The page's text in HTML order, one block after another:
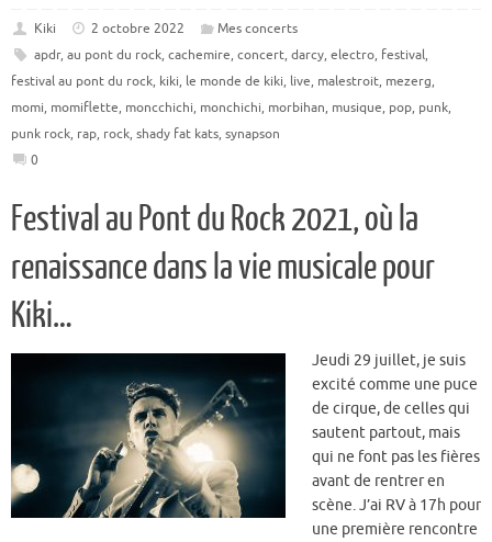
Kiki 2 octobre 2022
Mes concerts
apdr, au pont du rock, cachemire, concert, darcy, electro, festival,
festival au pont du rock, kiki, le monde de kiki, live, malestroit, mezerg,
momi, momiflette, moncchichi, monchichi, morbihan, musique, pop, punk,
punk rock, rap, rock, shady fat kats, synapson
0
Festival au Pont du Rock 2021, où la
renaissance dans la vie musicale pour
Kiki…
Jeudi 29 juillet, je suis
excité comme une puce
de cirque, de celles qui
sautent partout, mais
qui ne font pas les fières
avant de rentrer en
scène. J’ai RV à 17h pour
une première rencontre